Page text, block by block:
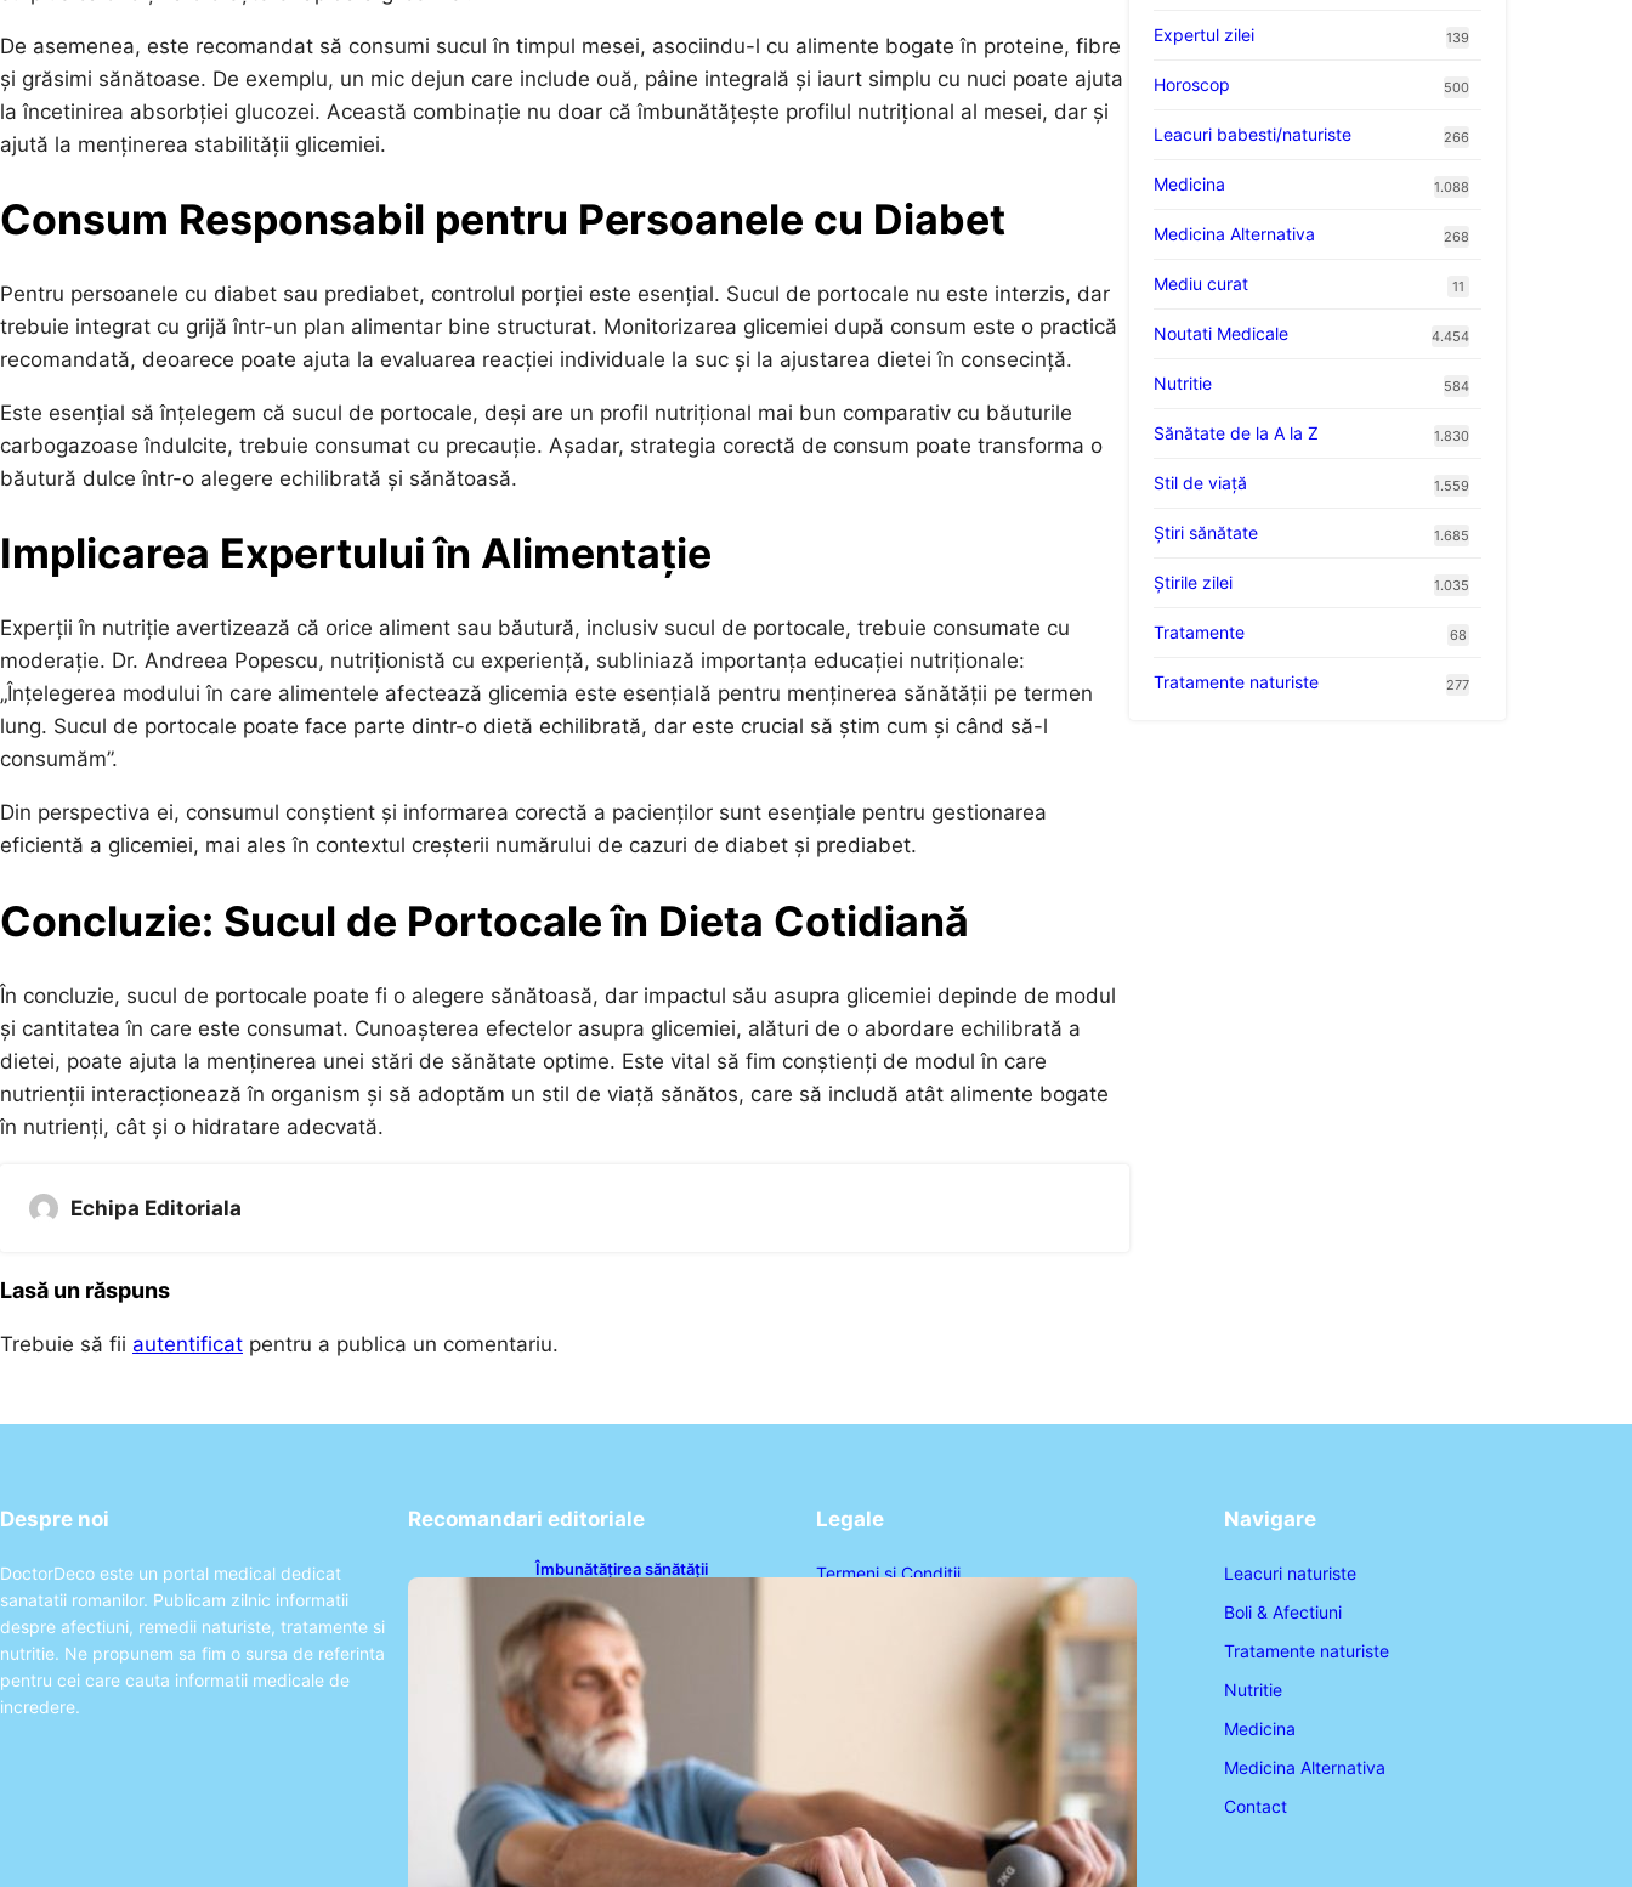
De asemenea, este recomandat să consumi sucul în timpul mesei, asociindu-l cu alimente bogate în proteine, fibre
și grăsimi sănătoase. De exemplu, un mic dejun care include ouă, pâine integrală și iaurt simplu cu nuci poate ajuta
la încetinirea absorbției glucozei. Această combinație nu doar că îmbunătățește profilul nutrițional al mesei, dar și
ajută la menținerea stabilității glicemiei.
Consum Responsabil pentru Persoanele cu Diabet
Pentru persoanele cu diabet sau prediabet, controlul porției este esențial. Sucul de portocale nu este interzis, dar
trebuie integrat cu grijă într-un plan alimentar bine structurat. Monitorizarea glicemiei după consum este o practică
recomandată, deoarece poate ajuta la evaluarea reacției individuale la suc și la ajustarea dietei în consecință.
Este esențial să înțelegem că sucul de portocale, deși are un profil nutrițional mai bun comparativ cu băuturile
carbogazoase îndulcite, trebuie consumat cu precauție. Așadar, strategia corectă de consum poate transforma o
băutură dulce într-o alegere echilibrată și sănătoasă.
Implicarea Expertului în Alimentație
Experții în nutriție avertizează că orice aliment sau băutură, inclusiv sucul de portocale, trebuie consumate cu
moderație. Dr. Andreea Popescu, nutriționistă cu experiență, subliniază importanța educației nutriționale:
„Înțelegerea modului în care alimentele afectează glicemia este esențială pentru menținerea sănătății pe termen
lung. Sucul de portocale poate face parte dintr-o dietă echilibrată, dar este crucial să știm cum și când să-l
consumăm”.
Din perspectiva ei, consumul conștient și informarea corectă a pacienților sunt esențiale pentru gestionarea
eficientă a glicemiei, mai ales în contextul creșterii numărului de cazuri de diabet și prediabet.
Concluzie: Sucul de Portocale în Dieta Cotidiană
În concluzie, sucul de portocale poate fi o alegere sănătoasă, dar impactul său asupra glicemiei depinde de modul
și cantitatea în care este consumat. Cunoașterea efectelor asupra glicemiei, alături de o abordare echilibrată a
dietei, poate ajuta la menținerea unei stări de sănătate optime. Este vital să fim conștienți de modul în care
nutrienții interacționează în organism și să adoptăm un stil de viață sănătos, care să includă atât alimente bogate
în nutrienți, cât și o hidratare adecvată.
Echipa Editoriala
Lasă un răspuns
Trebuie să fii autentificat pentru a publica un comentariu.
Expertul zilei 139
Horoscop 500
Leacuri babesti/naturiste 266
Medicina 1.088
Medicina Alternativa 268
Mediu curat 11
Noutati Medicale 4.454
Nutritie 584
Sănătate de la A la Z 1.830
Stil de viaţă 1.559
Ştiri sănătate 1.685
Știrile zilei 1.035
Tratamente 68
Tratamente naturiste 277
Despre noi
DoctorDeco este un portal medical dedicat
sanatatii romanilor. Publicam zilnic informatii
despre afectiuni, remedii naturiste, tratamente si
nutritie. Ne propunem sa fim o sursa de referinta
pentru cei care cauta informatii medicale de
incredere.
Recomandari editoriale
Îmbunătățirea sănătății
simple pentru reducerea tensiunii
arteriale la domiciliu
Legale
Termeni și Condiții
Politica de Confidențialitate
Navigare
Leacuri naturiste
Boli & Afectiuni
Tratamente naturiste
Nutritie
Medicina
Medicina Alternativa
Contact